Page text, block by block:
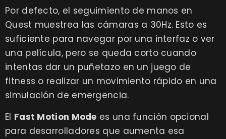
Por defecto, el seguimiento de manos en
Quest muestrea las cámaras a 30Hz. Esto es
suficiente para navegar por una interfaz o ver
una película, pero se queda corto cuando
intentas dar un puñetazo en un juego de
fitness o realizar un movimiento rápido en una
simulación de emergencia.
El Fast Motion Mode es una función opcional
para desarrolladores que aumenta esa